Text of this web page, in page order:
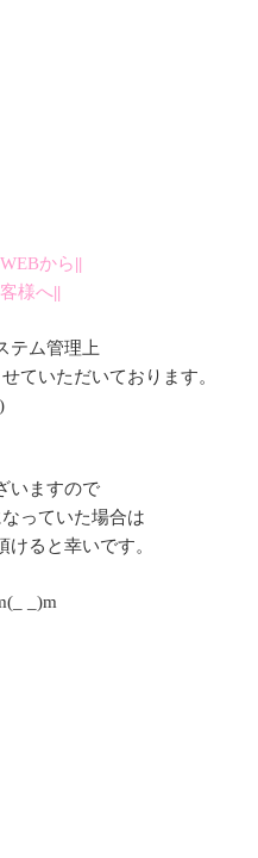
から||
様へ||
テム管理上
ていただいております。
いますので
っていた場合は
ると幸いです。
_)m